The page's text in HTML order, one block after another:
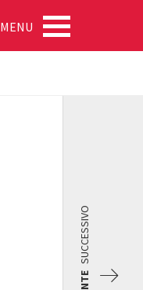
MENU
SUCCESSIVO